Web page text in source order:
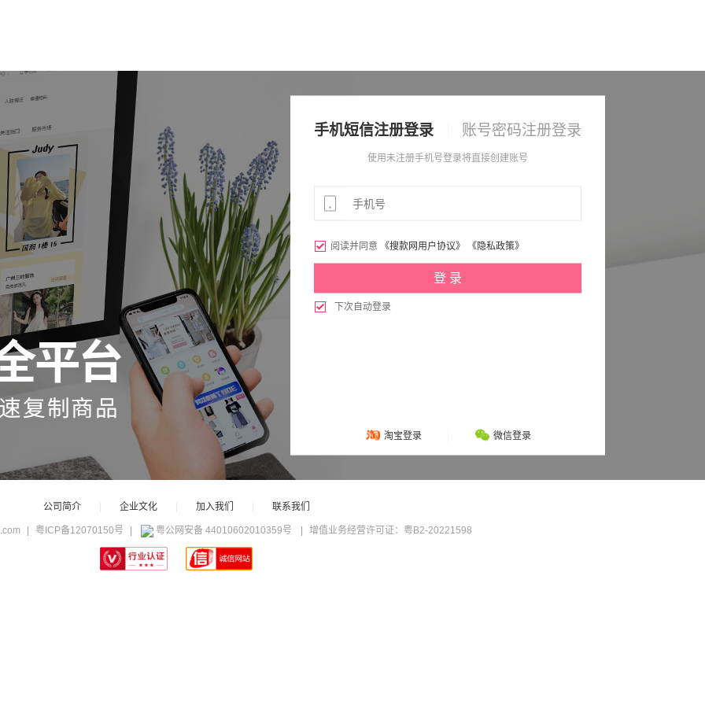
手机短信注册登录 账号密码注册登录
使用未注册手机号登录将直接创建账号
 阅读并同意 《搜款网用户协议》 《隐私政策》
 下次自动登录
淘宝登录 微信登录
公司简介 企业文化 加入我们 联系我们
粤ICP备12070150号 粤公网安备 44010602010359号 增值业务经营许可证：粤B2-20221598